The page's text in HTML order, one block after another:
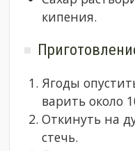
кипения.
Ягоды
варить около
Откинуть на
стечь.